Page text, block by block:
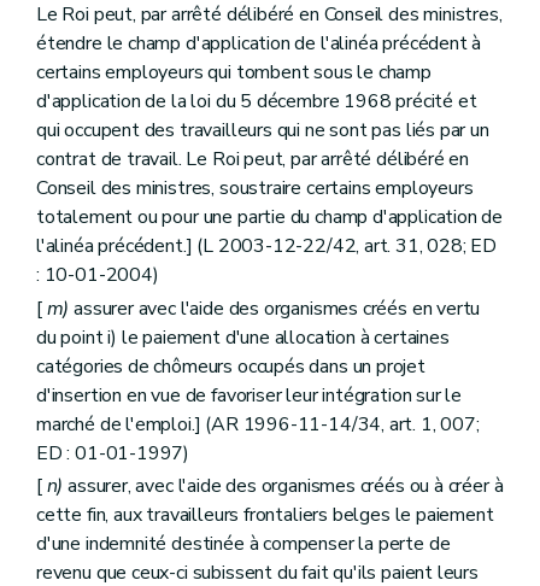
Le Roi peut, par arrêté délibéré en Conseil des ministres,
étendre le champ d'application de l'alinéa précédent à
certains employeurs qui tombent sous le champ
d'application de la loi du 5 décembre 1968 précité et
qui occupent des travailleurs qui ne sont pas liés par un
contrat de travail. Le Roi peut, par arrêté délibéré en
Conseil des ministres, soustraire certains employeurs
totalement ou pour une partie du champ d'application de
l'alinéa précédent.] (L 2003-12-22/42, art. 31, 028; ED
: 10-01-2004)
[m) assurer avec l'aide des organismes créés en vertu
du point i) le paiement d'une allocation à certaines
catégories de chômeurs occupés dans un projet
d'insertion en vue de favoriser leur intégration sur le
marché de l'emploi.] (AR 1996-11-14/34, art. 1, 007;
ED : 01-01-1997)
[n) assurer, avec l'aide des organismes créés ou à créer à
cette fin, aux travailleurs frontaliers belges le paiement
d'une indemnité destinée à compenser la perte de
revenu que ceux-ci subissent du fait qu'ils paient leurs